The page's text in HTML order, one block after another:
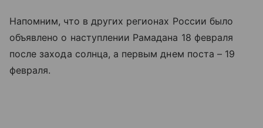
Напомним, что в других регионах России было
объявлено о наступлении Рамадана 18 февраля
после захода солнца, а первым днем поста – 19
февраля.